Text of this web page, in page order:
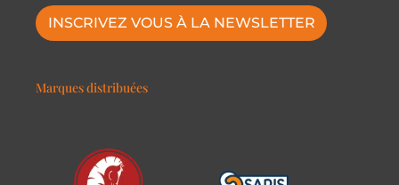
INSCRIVEZ VOUS À LA NEWSLETTER
Marques distribuées